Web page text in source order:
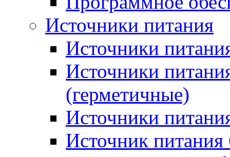
Источники питания
Источники
Источники
(герметичные)
Источники
Источник